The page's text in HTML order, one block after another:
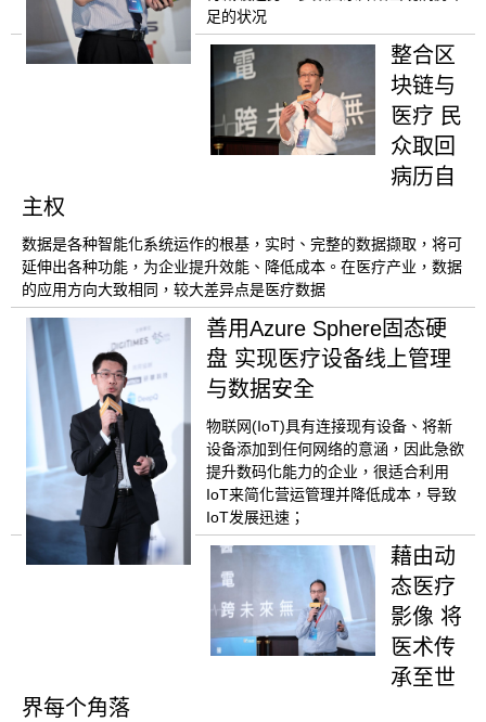
足的状况
整合区
块链与
医疗 民
众取回
病历自
主权
数据是各种智能化系统运作的根基，实时、完整的数据撷取，将可
延伸出各种功能，为企业提升效能、降低成本。在医疗产业，数据
的应用方向大致相同，较大差异点是医疗数据
善用Azure Sphere固态硬
盘 实现医疗设备线上管理
与数据安全
物联网(IoT)具有连接现有设备、将新
设备添加到任何网络的意涵，因此急欲
提升数码化能力的企业，很适合利用
IoT来简化营运管理并降低成本，导致
IoT发展迅速；
藉由动
态医疗
影像 将
医术传
承至世
界每个角落